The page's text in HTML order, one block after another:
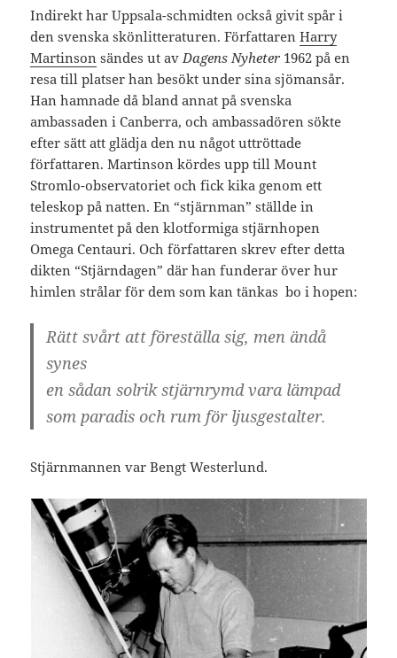
Indirekt har Uppsala-schmidten också givit spår i
den svenska skönlitteraturen. FörfattarenHarry
Martinson sändes ut avDagens Nyheter 1962 på en
resa till platser han besökt under sina sjömansår.
Han hamnade då bland annat på svenska
ambassaden i Canberra, och ambassadören sökte
efter sätt att glädja den nu något uttröttade
författaren. Martinson kördes upp till Mount
Stromlo-observatoriet och fick kika genom ett
teleskop på natten. En “stjärnman” ställde in
instrumentet på den klotformiga stjärnhopen
Omega Centauri. Och författaren skrev efter detta
dikten “Stjärndagen” där han funderar över hur
himlen strålar för dem som kan tänkas bo i hopen:
Rätt svårt att föreställa sig, men ändå
synes
en sådan solrik stjärnrymd vara lämpad
som paradis och rum för ljusgestalter.
Stjärnmannen var Bengt Westerlund.